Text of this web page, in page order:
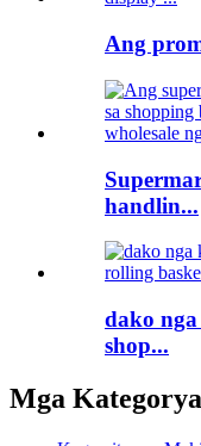
Ang
handlin...
dako
shop...
Mga